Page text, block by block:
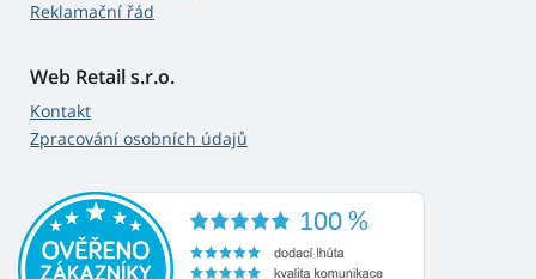
Reklamační řád
Web Retail s.r.o.
Kontakt
Zpracování osobních údajů